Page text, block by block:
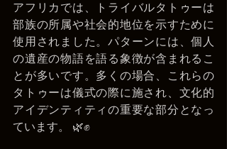
アフリカでは、トライバルタトゥーは
部族の所属や社会的地位を示すために
使用されました。パターンには、個人
の遺産の物語を語る象徴が含まれるこ
とが多いです。多くの場合、これらの
タトゥーは儀式の際に施され、文化的
アイデンティティの重要な部分となっ
ています。 🌿✊